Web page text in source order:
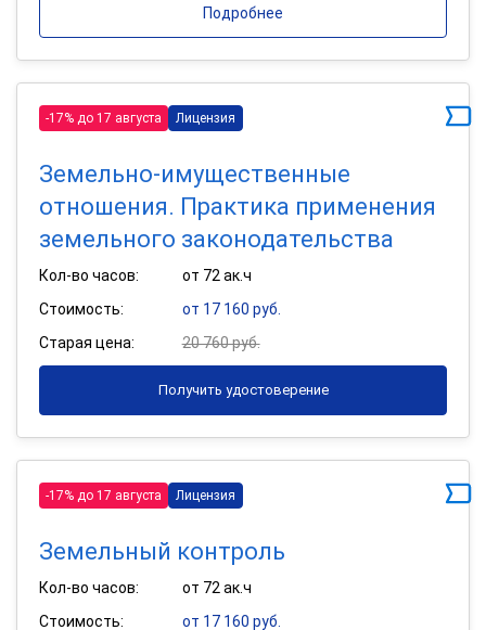
Подробнее
-17% до 17 августа Лицензия
Земельно-имущественные
отношения. Практика применения
земельного законодательства
Кол-во часов:
от 72 ак.ч
Стоимость:
от 17 160 руб.
Старая цена:
20 760 руб.
Получить удостоверение
-17% до 17 августа Лицензия
Земельный контроль
Кол-во часов:
от 72 ак.ч
Стоимость:
от 17 160 руб.